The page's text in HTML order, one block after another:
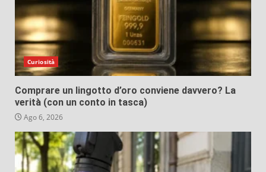
Curiosità
Comprare un lingotto d’oro conviene davvero? La
verità (con un conto in tasca)
Ago 6, 2026